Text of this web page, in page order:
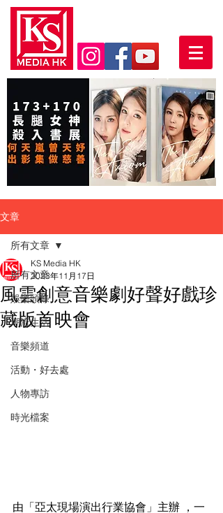
文章
所有文章
娛樂頭條
潮流生活
音樂頻道
活動・好去處
人物專訪
時光檔案
所有文章
風雲創意音樂劇好聲好戲珍
藏版首映會
KS Media HK
2023年11月17日
由「亞太現場演出行業協會」主辦 ，一